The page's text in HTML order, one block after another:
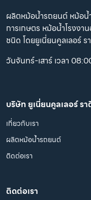
ผลิตหม้อน้ำรถยนต์ หม้อน้
การเกษตร หม้อน้ำโรงง
ชนิด โดยยูเนี่ยนคูลเลอร์ ร
วันจันทร์-เสาร์ เวลา
บริษัท ยูเนี่ยนคูลเลอร์ รา
เกี่ยวกับเรา
ผลิตหม้อน้ำรถยนต์
ติดต่อเรา
ติดต่อเรา